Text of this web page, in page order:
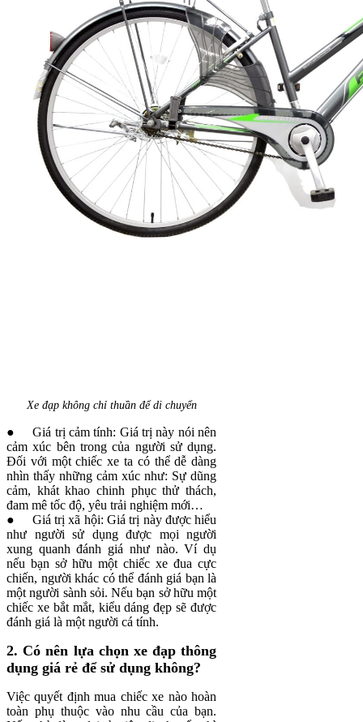
Xe đạp không chỉ thuần để di chuyển
● Giá trị cảm tính: Giá trị này nói nên
cảm xúc bên trong của người sử dụng.
Đối với một chiếc xe ta có thể dễ dàng
nhìn thấy những cảm xúc như: Sự dũng
cảm, khát khao chinh phục thử thách,
đam mê tốc độ, yêu trải nghiệm mới…
● Giá trị xã hội: Giá trị này được hiểu
như người sử dụng được mọi người
xung quanh đánh giá như nào. Ví dụ
nếu bạn sở hữu một chiếc xe đua cực
chiến, người khác có thể đánh giá bạn là
một người sành sỏi. Nếu bạn sở hữu một
chiếc xe bắt mắt, kiểu dáng đẹp sẽ được
đánh giá là một người cá tính.
2. Có nên lựa chọn xe đạp thông
dụng giá rẻ để sử dụng không?
Việc quyết định mua chiếc xe nào hoàn
toàn phụ thuộc vào nhu cầu của bạn.